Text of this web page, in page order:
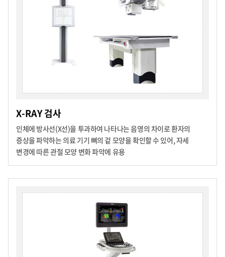
X-RAY 검사
인체에 방사선(X선)을 투과하여 나타나는 음영의 차이로 환자의
증상을 파악하는 의료 기기 뼈의 겉 모양을 확인할 수 있어, 자세
변경에 따른 관절 모양 변화 파악에 유용